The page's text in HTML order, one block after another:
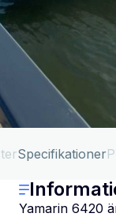
Specifikationer
Yamarin 6420